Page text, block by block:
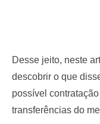
Desse jeito, neste
descobrir o que
possível
transferências do